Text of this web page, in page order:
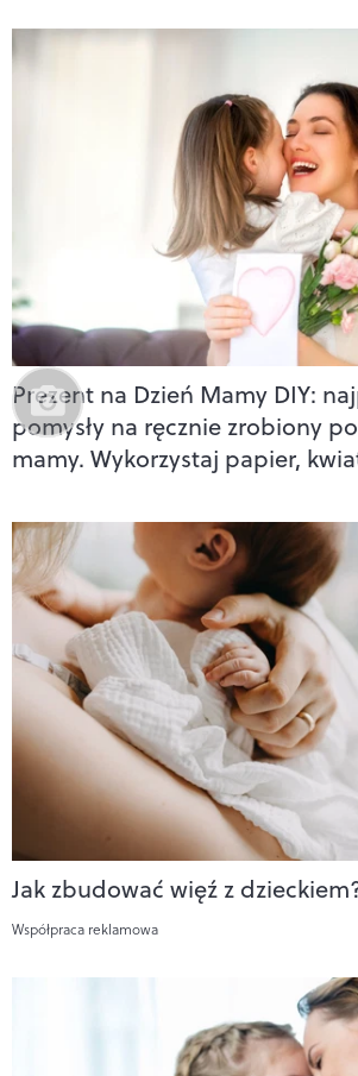
Prezent na Dzień Mamy DIY:
pomysły na ręcznie zrobiony
mamy. Wykorzystaj papier,
Jak zbudować więź z
Współpraca reklamowa